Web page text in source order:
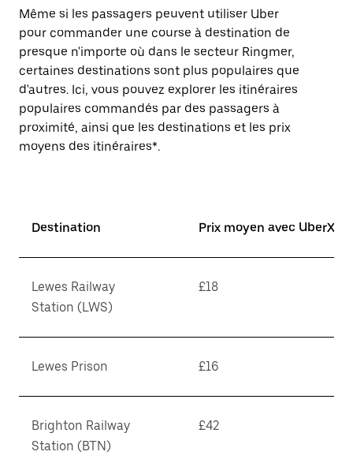
Même si les passagers peuvent utiliser Uber
pour commander une course à destination de
presque n'importe où dans le secteur Ringmer,
certaines destinations sont plus populaires que
d'autres. Ici, vous pouvez explorer les itinéraires
populaires commandés par des passagers à
proximité, ainsi que les destinations et les prix
moyens des itinéraires*.
Destination Prix moyen avec UberX*
Lewes Railway
Station (LWS)
£18
Lewes Prison £16
Brighton Railway
Station (BTN)
£42